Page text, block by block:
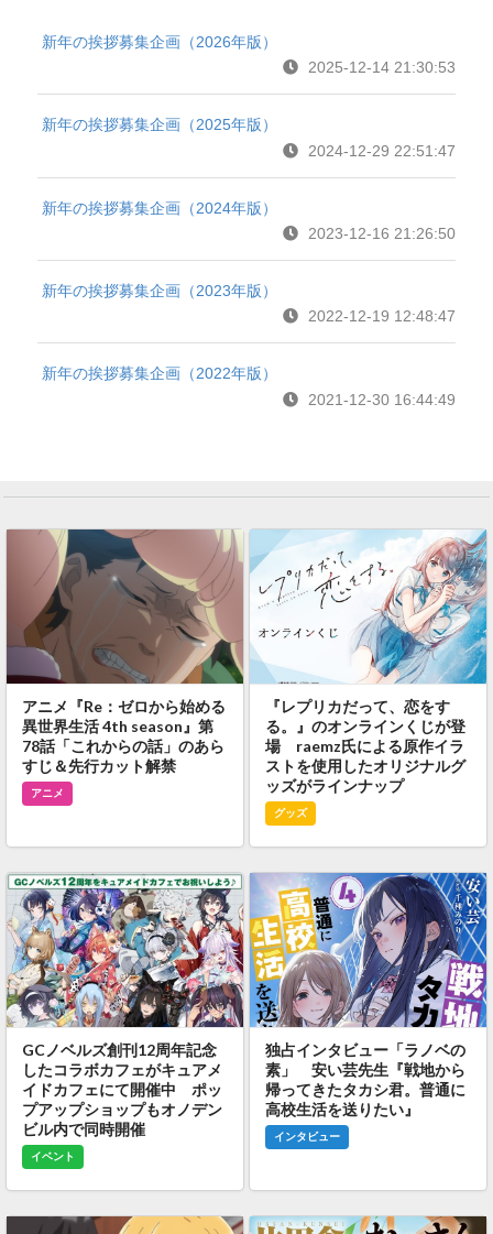
新年の挨拶募集企画（2026年版）
2025-12-14 21:30:53
新年の挨拶募集企画（2025年版）
2024-12-29 22:51:47
新年の挨拶募集企画（2024年版）
2023-12-16 21:26:50
新年の挨拶募集企画（2023年版）
2022-12-19 12:48:47
新年の挨拶募集企画（2022年版）
2021-12-30 16:44:49
アニメ『Re：ゼロから始める
異世界生活 4th season』第
78話「これからの話」のあら
すじ＆先行カット解禁
アニメ
『レプリカだって、恋をす
る。』のオンラインくじが登
場 raemz氏による原作イラ
ストを使用したオリジナルグ
ッズがラインナップ
グッズ
GCノベルズ創刊12周年記念
したコラボカフェがキュアメ
イドカフェにて開催中 ポッ
プアップショップもオノデン
ビル内で同時開催
イベント
独占インタビュー「ラノベの
素」 安い芸先生『戦地から
帰ってきたタカシ君。普通に
高校生活を送りたい』
インタビュー